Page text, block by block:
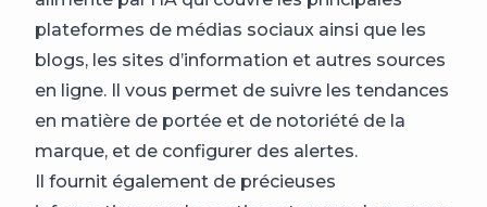
plateformes de médias sociaux ainsi que les
blogs, les sites d’information et autres sources
en ligne. Il vous permet de suivre les tendances
en matière de portée et de notoriété de la
marque, et de configurer des alertes.
Il fournit également de précieuses